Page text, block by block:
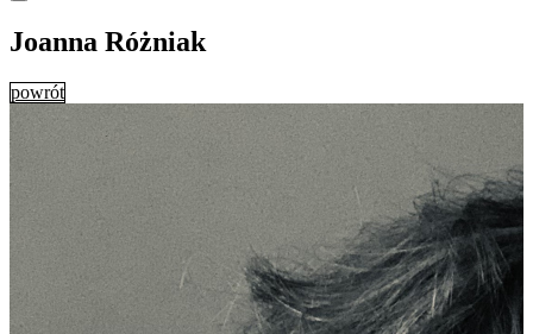
Joanna Różniak
powrót